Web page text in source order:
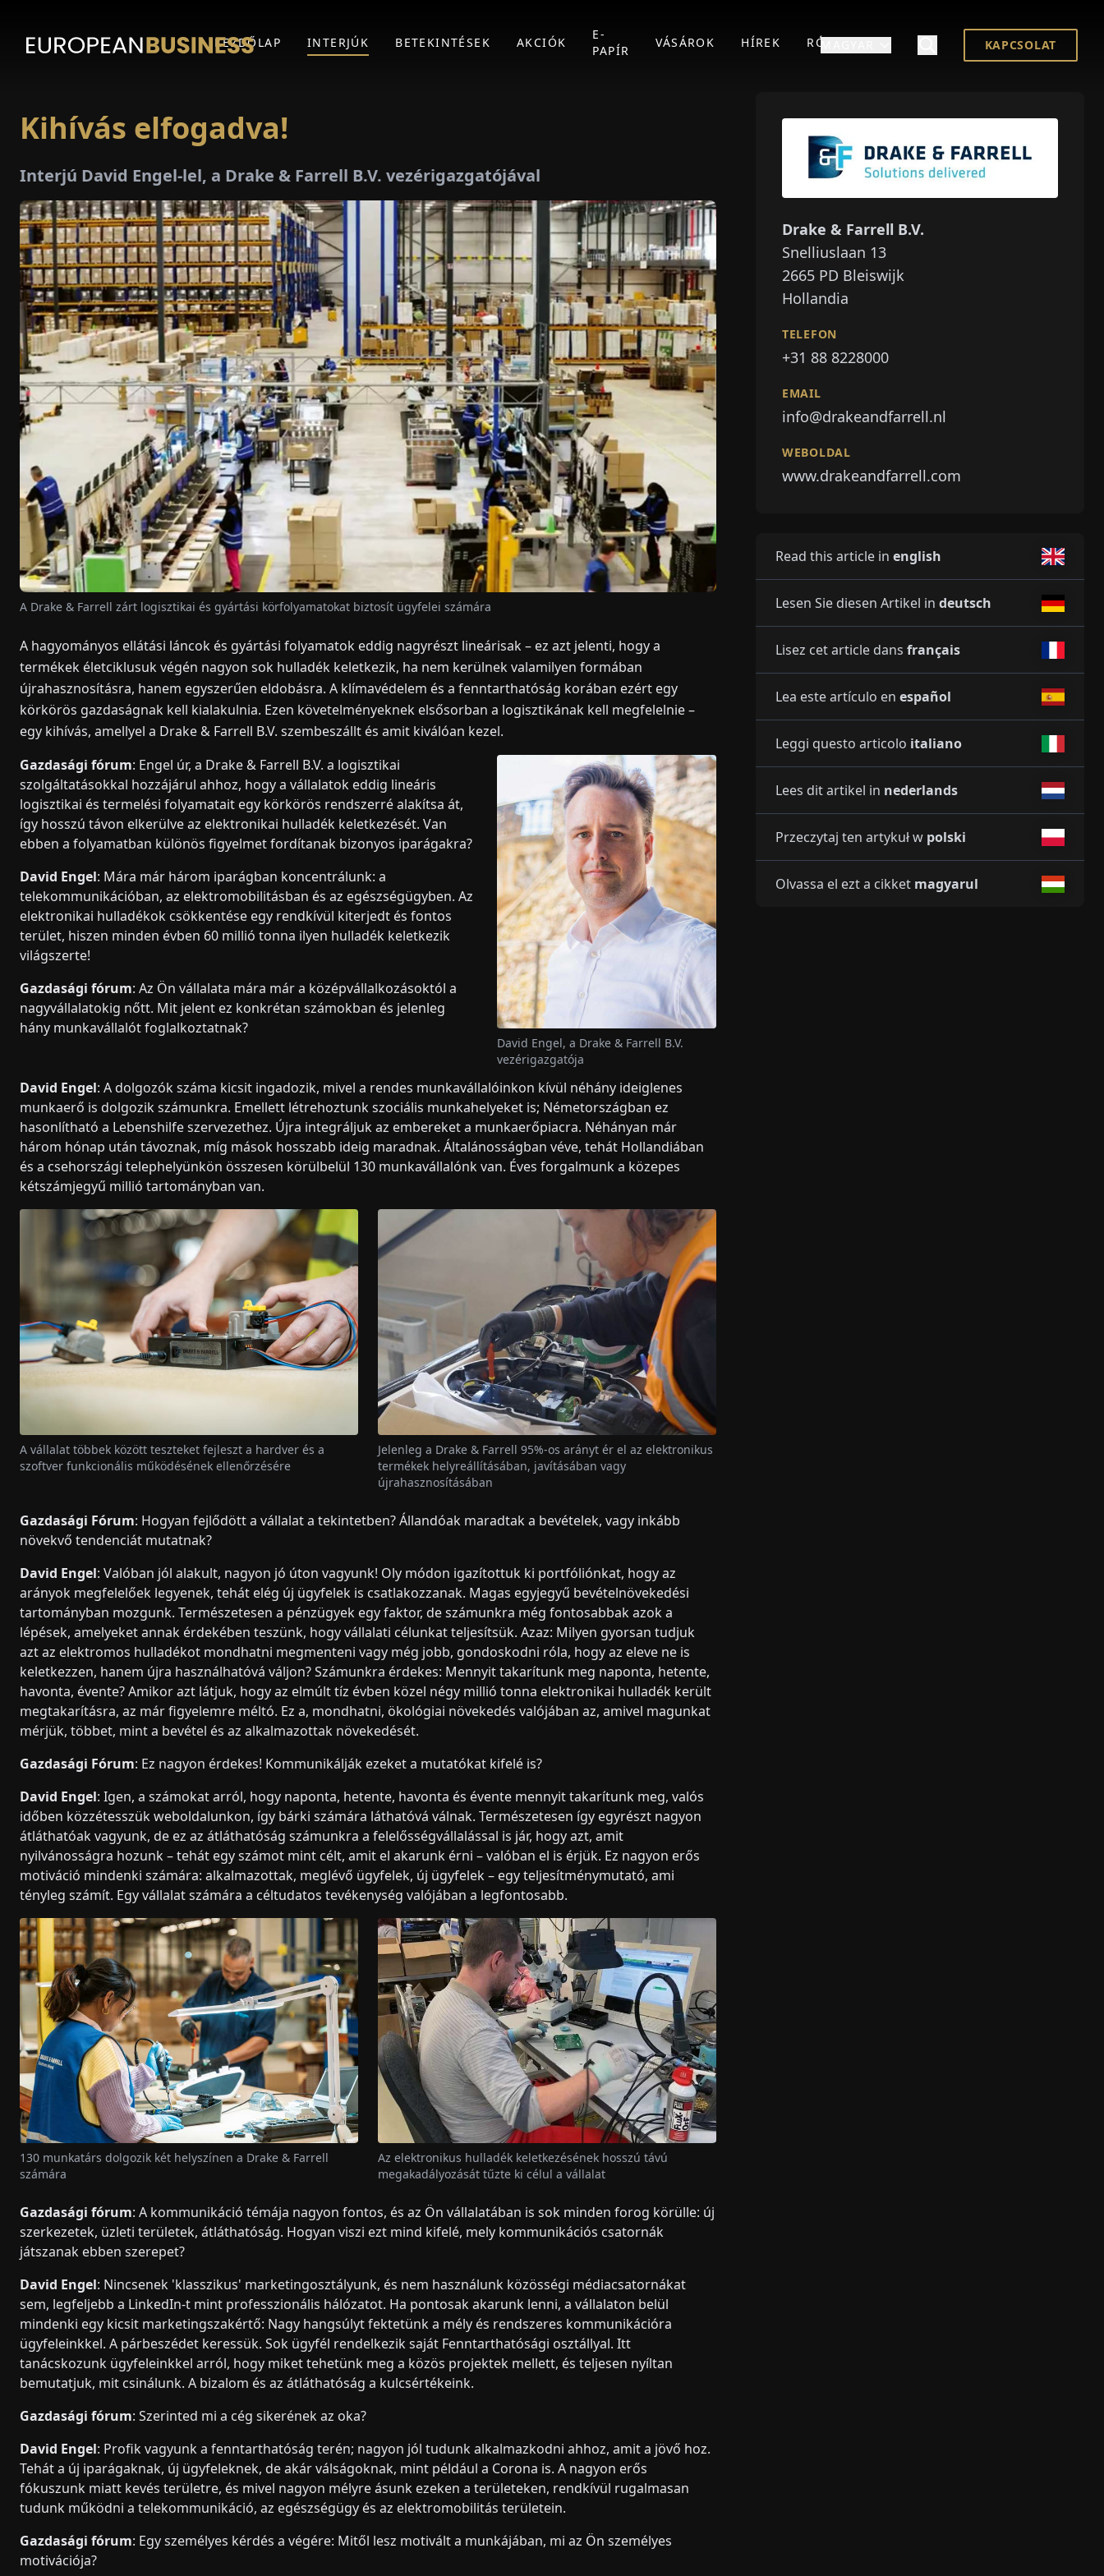
KEZDŐLAP INTERJÚK BETEKINTÉSEK AKCIÓK
E-
PAPÍR
VÁSÁROK HÍREK RÓLUNK KAPCSOLAT
Kihívás elfogadva!
Interjú David Engel-lel, a Drake & Farrell B.V. vezérigazgatójával
A Drake & Farrell zárt logisztikai és gyártási körfolyamatokat biztosít ügyfelei számára
A hagyományos ellátási láncok és gyártási folyamatok eddig nagyrészt lineárisak – ez azt jelenti, hogy a
termékek életciklusuk végén nagyon sok hulladék keletkezik, ha nem kerülnek valamilyen formában
újrahasznosításra, hanem egyszerűen eldobásra. A klímavédelem és a fenntarthatóság korában ezért egy
körkörös gazdaságnak kell kialakulnia. Ezen követelményeknek elsősorban a logisztikának kell megfelelnie –
egy kihívás, amellyel a Drake & Farrell B.V. szembeszállt és amit kiválóan kezel.
Gazdasági fórum: Engel úr, a Drake & Farrell B.V. a logisztikai
szolgáltatásokkal hozzájárul ahhoz, hogy a vállalatok eddig lineáris
logisztikai és termelési folyamatait egy körkörös rendszerré alakítsa át,
így hosszú távon elkerülve az elektronikai hulladék keletkezését. Van
ebben a folyamatban különös figyelmet fordítanak bizonyos iparágakra?
David Engel: Mára már három iparágban koncentrálunk: a
telekommunikációban, az elektromobilitásban és az egészségügyben. Az
elektronikai hulladékok csökkentése egy rendkívül kiterjedt és fontos
terület, hiszen minden évben 60 millió tonna ilyen hulladék keletkezik
világszerte!
Gazdasági fórum: Az Ön vállalata mára már a középvállalkozásoktól a
nagyvállalatokig nőtt. Mit jelent ez konkrétan számokban és jelenleg
hány munkavállalót foglalkoztatnak?
David Engel, a Drake & Farrell B.V.
vezérigazgatója
David Engel: A dolgozók száma kicsit ingadozik, mivel a rendes munkavállalóinkon kívül néhány ideiglenes
munkaerő is dolgozik számunkra. Emellett létrehoztunk szociális munkahelyeket is; Németországban ez
hasonlítható a Lebenshilfe szervezethez. Újra integráljuk az embereket a munkaerőpiacra. Néhányan már
három hónap után távoznak, míg mások hosszabb ideig maradnak. Általánosságban véve, tehát Hollandiában
és a csehországi telephelyünkön összesen körülbelül 130 munkavállalónk van. Éves forgalmunk a közepes
kétszámjegyű millió tartományban van.
A vállalat többek között teszteket fejleszt a hardver és a
szoftver funkcionális működésének ellenőrzésére
Jelenleg a Drake & Farrell 95%-os arányt ér el az elektronikus
termékek helyreállításában, javításában vagy
újrahasznosításában
Gazdasági Fórum: Hogyan fejlődött a vállalat a tekintetben? Állandóak maradtak a bevételek, vagy inkább
növekvő tendenciát mutatnak?
David Engel: Valóban jól alakult, nagyon jó úton vagyunk! Oly módon igazítottuk ki portfóliónkat, hogy az
arányok megfelelőek legyenek, tehát elég új ügyfelek is csatlakozzanak. Magas egyjegyű bevételnövekedési
tartományban mozgunk. Természetesen a pénzügyek egy faktor, de számunkra még fontosabbak azok a
lépések, amelyeket annak érdekében teszünk, hogy vállalati célunkat teljesítsük. Azaz: Milyen gyorsan tudjuk
azt az elektromos hulladékot mondhatni megmenteni vagy még jobb, gondoskodni róla, hogy az eleve ne is
keletkezzen, hanem újra használhatóvá váljon? Számunkra érdekes: Mennyit takarítunk meg naponta, hetente,
havonta, évente? Amikor azt látjuk, hogy az elmúlt tíz évben közel négy millió tonna elektronikai hulladék került
megtakarításra, az már figyelemre méltó. Ez a, mondhatni, ökológiai növekedés valójában az, amivel magunkat
mérjük, többet, mint a bevétel és az alkalmazottak növekedését.
Gazdasági Fórum: Ez nagyon érdekes! Kommunikálják ezeket a mutatókat kifelé is?
David Engel: Igen, a számokat arról, hogy naponta, hetente, havonta és évente mennyit takarítunk meg, valós
időben közzétesszük weboldalunkon, így bárki számára láthatóvá válnak. Természetesen így egyrészt nagyon
átláthatóak vagyunk, de ez az átláthatóság számunkra a felelősségvállalással is jár, hogy azt, amit
nyilvánosságra hozunk – tehát egy számot mint célt, amit el akarunk érni – valóban el is érjük. Ez nagyon erős
motiváció mindenki számára: alkalmazottak, meglévő ügyfelek, új ügyfelek – egy teljesítménymutató, ami
tényleg számít. Egy vállalat számára a céltudatos tevékenység valójában a legfontosabb.
130 munkatárs dolgozik két helyszínen a Drake & Farrell
számára
Az elektronikus hulladék keletkezésének hosszú távú
megakadályozását tűzte ki célul a vállalat
Gazdasági fórum: A kommunikáció témája nagyon fontos, és az Ön vállalatában is sok minden forog körülle: új
szerkezetek, üzleti területek, átláthatóság. Hogyan viszi ezt mind kifelé, mely kommunikációs csatornák
játszanak ebben szerepet?
David Engel: Nincsenek 'klasszikus' marketingosztályunk, és nem használunk közösségi médiacsatornákat
sem, legfeljebb a LinkedIn-t mint professzionális hálózatot. Ha pontosak akarunk lenni, a vállalaton belül
mindenki egy kicsit marketingszakértő: Nagy hangsúlyt fektetünk a mély és rendszeres kommunikációra
ügyfeleinkkel. A párbeszédet keressük. Sok ügyfél rendelkezik saját Fenntarthatósági osztállyal. Itt
tanácskozunk ügyfeleinkkel arról, hogy miket tehetünk meg a közös projektek mellett, és teljesen nyíltan
bemutatjuk, mit csinálunk. A bizalom és az átláthatóság a kulcsértékeink.
Gazdasági fórum: Szerinted mi a cég sikerének az oka?
David Engel: Profik vagyunk a fenntarthatóság terén; nagyon jól tudunk alkalmazkodni ahhoz, amit a jövő hoz.
Tehát a új iparágaknak, új ügyfeleknek, de akár válságoknak, mint például a Corona is. A nagyon erős
fókuszunk miatt kevés területre, és mivel nagyon mélyre ásunk ezeken a területeken, rendkívül rugalmasan
tudunk működni a telekommunikáció, az egészségügy és az elektromobilitás területein.
Gazdasági fórum: Egy személyes kérdés a végére: Mitől lesz motivált a munkájában, mi az Ön személyes
motivációja?
Drake & Farrell B.V.
Snelliuslaan 13
2665 PD Bleiswijk
Hollandia
TELEFON
+31 88 8228000
EMAIL
info@drakeandfarrell.nl
WEBOLDAL
www.drakeandfarrell.com
Read this article in english
Lesen Sie diesen Artikel in deutsch
Lisez cet article dans français
Lea este artículo en español
Leggi questo articolo italiano
Lees dit artikel in nederlands
Przeczytaj ten artykuł w polski
Olvassa el ezt a cikket magyarul